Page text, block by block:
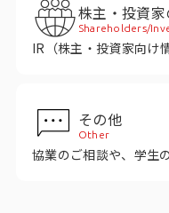
株主・投資
Shareholders/
IR（株主・投資家向け
その他
Other
協業のご相談や、学生